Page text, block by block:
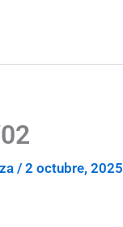
/ 2 octubre, 2025